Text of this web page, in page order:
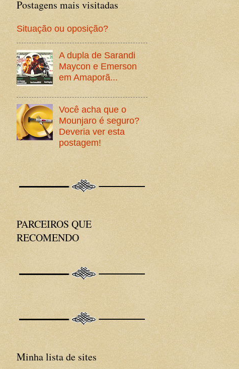
Postagens mais visitadas
Situação ou oposição?
A dupla de Sarandi
Maycon e Emerson
em Amaporã...
Você acha que o
Mounjaro é seguro?
Deveria ver esta
postagem!
PARCEIROS QUE
RECOMENDO
Minha lista de sites